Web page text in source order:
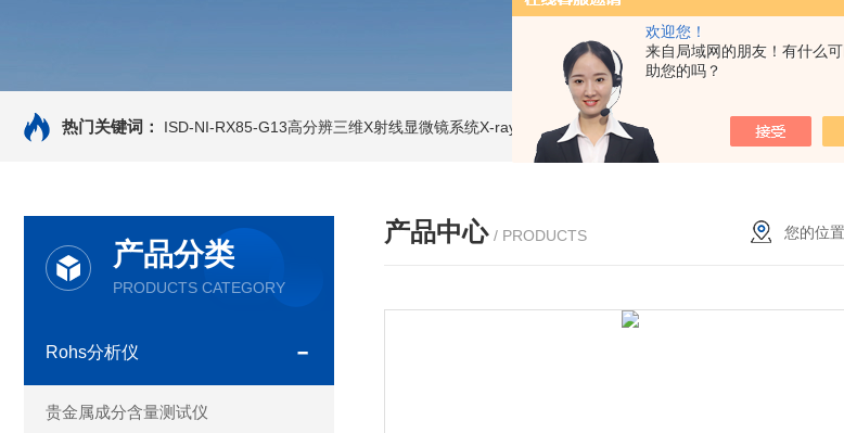
欢迎您！
来自局域网的朋友！有什么
助您的吗？
热门关键词： ISD-NI-RX85-G13高分辨三维X射线显微镜系统X-ray CT ISD-NI-RX85-G13CT扫描仪 X射线源 微焦CT
产品分类
PRODUCTS CATEGORY
Rohs分析仪
贵金属成分含量测试仪
产品中心 / PRODUCTS 您的位